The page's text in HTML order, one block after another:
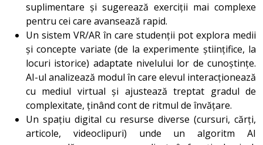
suplimentare și sugerează exerciții mai complexe
pentru cei care avansează rapid.
Un sistem VR/AR în care studenții pot explora medii
și concepte variate (de la experimente științifice, la
locuri istorice) adaptate nivelului lor de cunoștințe.
AI-ul analizează modul în care elevul interacționează
cu mediul virtual și ajustează treptat gradul de
complexitate, ținând cont de ritmul de învățare.
Un spațiu digital cu resurse diverse (cursuri, cărți,
articole, videoclipuri) unde un algoritm AI